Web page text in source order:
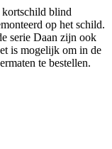
blind
op het schild.
serie Daan zijn ook
is mogelijk om in de
te bestellen.